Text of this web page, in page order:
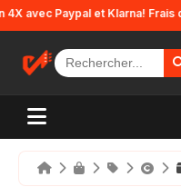
avec Paypal et Klarna! Frais
Panneau de gestion des